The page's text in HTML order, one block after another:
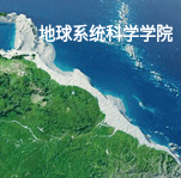
地球系统科学学院